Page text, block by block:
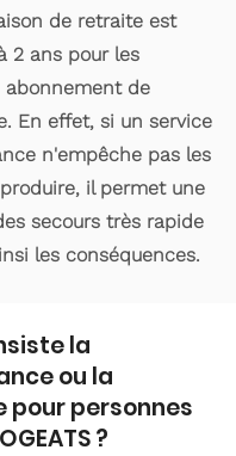
de retraite est
2 ans pour les
abonnement de
En effet, si un service
n'empêche pas les
il permet une
secours très rapide
les conséquences.
la
ou la
pour personnes
?